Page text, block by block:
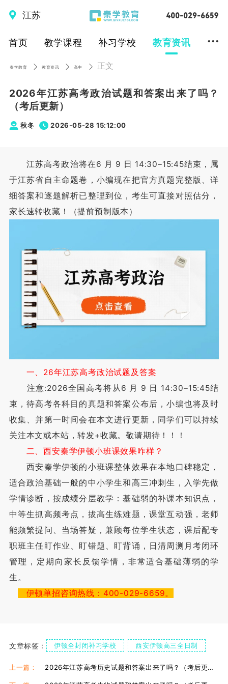
江苏
首页 教学课程 补习学校 教育资讯 ...
秦学教育 教育资讯 高中 正文
2026年江苏高考政治试题和答案出来了吗？
（考后更新）
秋冬 2026-05-28 15:12:00
江苏高考政治将在6 月 9 日 14:30–15:45结束，属
于江苏省自主命题卷，小编现在把官方真题完整版、详
细答案和逐题解析已整理到位，考生可直接对照估分，
家长速转收藏！（提前预制版本）
一、26年江苏高考政治试题及答案
注意:2026全国高考将从6 月 9 日 14:30–15:45结
束，待高考各科目的真题和答案公布后，小编也将及时
收集、并第一时间会在本文进行更新，同学们可以持续
关注本文或本站，转发+收藏。敬请期待！！！
二、西安秦学伊顿小班课效果咋样？
西安秦学伊顿的小班课整体效果在本地口碑稳定，
适合政治基础一般的中小学生和高三冲刺生，入学先做
学情诊断，按成绩分层教学：基础弱的补课本知识点，
中等生抓高频考点，拔高生练难题，课堂互动强，老师
能频繁提问、当场答疑，兼顾每位学生状态，课后配专
职班主任盯作业、盯错题、盯背诵，日清周测月考闭环
管理，定期向家长反馈学情，非常适合基础薄弱的学
生。
伊顿单招咨询热线：400-029-6659。
文章标签： 伊顿全封闭补习学校 西安伊顿高三全日制
上一篇： 2026年江苏高考历史试题和答案出来了吗？（考后更新）